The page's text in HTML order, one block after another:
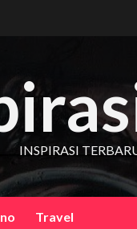
INSPIRASI
Travel